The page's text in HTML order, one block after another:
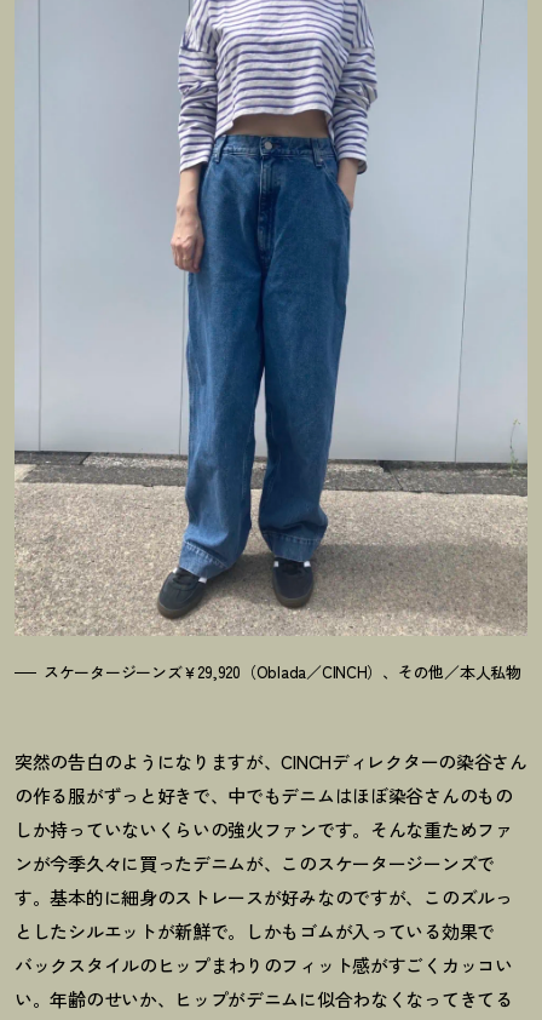
スケータージーンズ￥29,920（Oblada／CINCH）、その他／本人私物
突然の告白のようになりますが、CINCHディレクターの染谷さん
の作る服がずっと好きで、中でもデニムはほぼ染谷さんのもの
しか持っていないくらいの強火ファンです。そんな重ためファ
ンが今季久々に買ったデニムが、このスケータージーンズで
す。基本的に細身のストレースが好みなのですが、このズルっ
としたシルエットが新鮮で。しかもゴムが入っている効果で
バックスタイルのヒップまわりのフィット感がすごくカッコい
い。年齢のせいか、ヒップがデニムに似合わなくなってきてる